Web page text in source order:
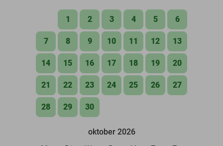
1 2 3 4 5 6
7 8 9 10 11 12 13
14 15 16 17 18 19 20
21 22 23 24 25 26 27
28 29 30
oktober 2026